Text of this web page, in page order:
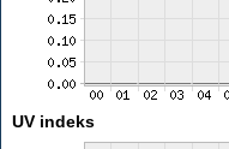
UV indeks